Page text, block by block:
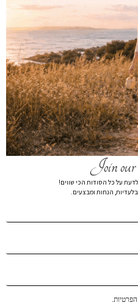
חצאית כיווצים מקסי 7911
Join our
על כל הסודות הכי שווים!
הנחות ומבצעים.